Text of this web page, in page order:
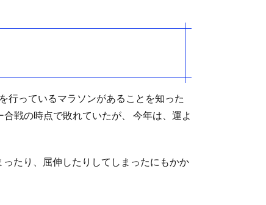
行っているマラソンがあることを知った
戦の時点で敗れていたが、 今年は、運よ
たり、屈伸したりしてしまったにもかか